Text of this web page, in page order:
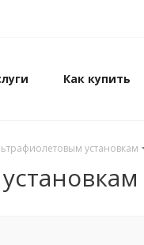
Как купить
установкам